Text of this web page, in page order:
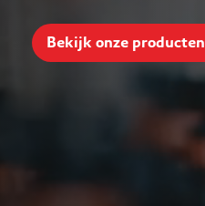
Bekijk onze producten